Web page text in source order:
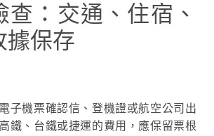
查：交通、住宿、
據保存
子機票確認信、登機證或航空公司出
鐵、台鐵或捷運的費用，應保留票根